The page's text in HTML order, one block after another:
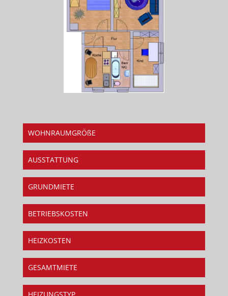
WOHNRAUMGRÖßE
AUSSTATTUNG
GRUNDMIETE
BETRIEBSKOSTEN
HEIZKOSTEN
GESAMTMIETE
HEIZUNGSTYP